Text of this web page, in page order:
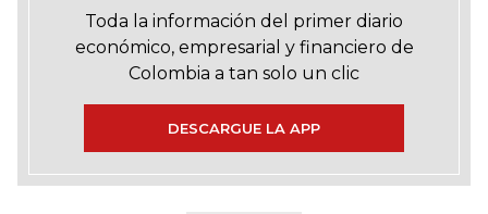
Toda la información del primer diario
económico, empresarial y financiero de
Colombia a tan solo un clic
DESCARGUE LA APP